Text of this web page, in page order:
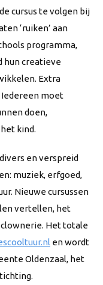
cursus te volgen bij
‘ruiken’ aan
programma,
hun creatieve
Extra
Iedereen moet
doen,
kind.
en verspreid
muziek, erfgoed,
Nieuwe cursussen
vertellen, het
Het totale
en wordt
Oldenzaal, het